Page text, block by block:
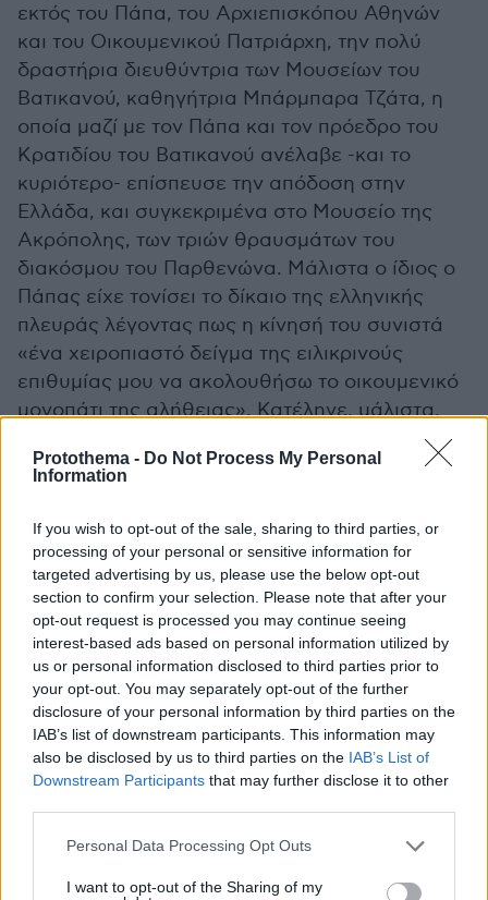
Protothema - Do Not Process My Personal
Information
If you wish to opt-out of the sale, sharing to third parties, or
processing of your personal or sensitive information for
targeted advertising by us, please use the below opt-out
section to confirm your selection. Please note that after your
opt-out request is processed you may continue seeing
interest-based ads based on personal information utilized by
us or personal information disclosed to third parties prior to
your opt-out. You may separately opt-out of the further
disclosure of your personal information by third parties on the
IAB’s list of downstream participants. This information may
also be disclosed by us to third parties on the IAB’s List of
Downstream Participants that may further disclose it to other
Please note that this website/app uses one or more Google
not limited to your visit or usage behaviour. You may click to
Personal Data Processing Opt Outs
I want to opt-out of the Sharing of my
εκτός του Πάπα, του Αρχιεπισκόπου Αθηνών
και του Οικουμενικού Πατριάρχη, την πολύ
δραστήρια διευθύντρια των Μουσείων του
Βατικανού, καθηγήτρια Μπάρμπαρα Τζάτα, η
οποία μαζί με τον Πάπα και τον πρόεδρο του
Κρατιδίου του Βατικανού ανέλαβε -και το
κυριότερο- επίσπευσε την απόδοση στην
Ελλάδα, και συγκεκριμένα στο Μουσείο της
Ακρόπολης, των τριών θραυσμάτων του
διακόσμου του Παρθενώνα. Μάλιστα ο ίδιος ο
Πάπας είχε τονίσει το δίκαιο της ελληνικής
πλευράς λέγοντας πως η κίνησή του συνιστά
«ένα χειροπιαστό δείγμα της ειλικρινούς
επιθυμίας μου να ακολουθήσω το οικουμενικό
μονοπάτι της αλήθειας». Κατέληγε, μάλιστα,
πως αυτή η απόφαση ανήκε αποκλειστικά στην
Αγία Εδρα και ήταν ad hoc, δηλαδή δεν
συγκεκριμένα θραύσματα δίνοντας το
παράδειγμα στη βρετανική πλευρά να
υιοθετήσει κάτι αντίστοιχο σε περίπτωση που
λάμβανε μια αντίστοιχη απόφαση ξεπερνώντας
όλα τα νομικά προσκόμματα που εξακολουθεί
να προβάλλει στο τραπέζι των
διαπραγματεύσεων.